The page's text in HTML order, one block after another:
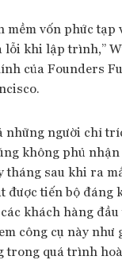
mềm vốn phức tạp
lỗi khi lập trình,”
của Founders
những người chỉ
không phủ nhận
tháng sau khi ra
được tiến bộ đáng
khách hàng
công cụ này như
trong quá trình